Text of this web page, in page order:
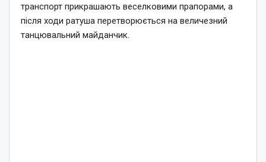
транспорт прикрашають веселковими прапорами, а
після ходи ратуша перетворюється на величезний
танцювальний майданчик.